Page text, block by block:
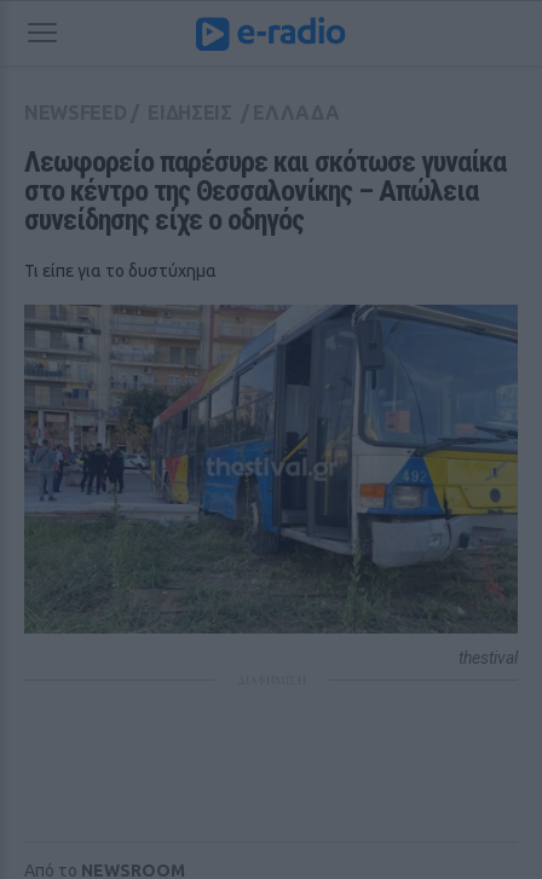
Λεωφορείο παρέσυρε και σκότωσε γυναίκα
στο κέντρο της Θεσσαλονίκης – Απώλεια
συνείδησης είχε ο οδηγός
Τι είπε για το δυστύχημα
thestival
Από το NEWSROOM